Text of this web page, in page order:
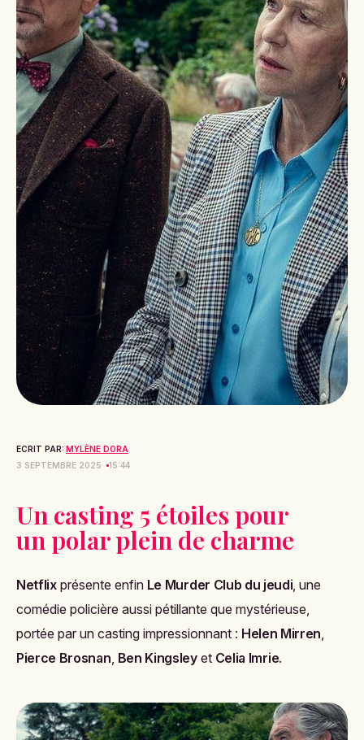
ECRIT PAR: MYLÈNE DORA
3 SEPTEMBRE 2025
15:44
Un casting 5 étoiles pour
un polar plein de charme
Netflixprésente enfin Le Murder Club du jeudi, une
comédie policière aussi pétillante que mystérieuse,
portée par un casting impressionnant : Helen Mirren,
Pierce Brosnan, Ben Kingsleyet Celia Imrie.